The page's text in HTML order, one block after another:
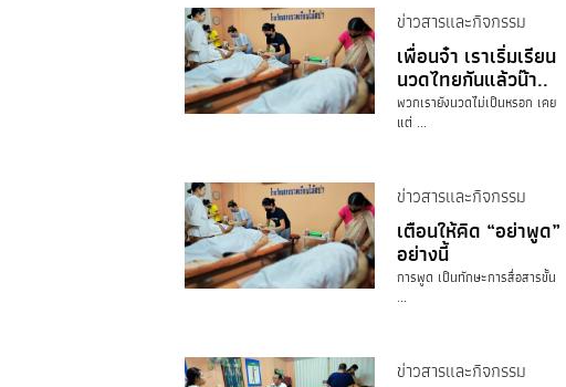
ข่าวสารและกิจกรรม
เพื่อนจ๋า เราเริ่มเรียน
นวดไทยกันแล้วน๊า..
พวกเรายังนวดไม่เป็นหรอก เคย
แต่ ...
ข่าวสารและกิจกรรม
เตือนให้คิด “อย่าพูด”
อย่างนี้
การพูด เป็นทักษะการสื่อสารขั้น
...
ข่าวสารและกิจกรรม